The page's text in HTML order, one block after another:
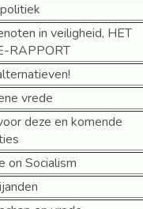
in veiligheid, HET
RAPPORT
vrede
deze en komende
on Socialism